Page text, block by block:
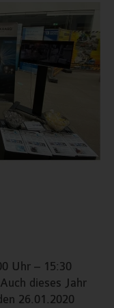
Uhr – 15:30
dieses Jahr
26.01.2020